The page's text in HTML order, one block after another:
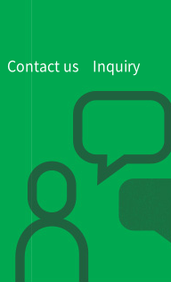
Contact us Inquiry